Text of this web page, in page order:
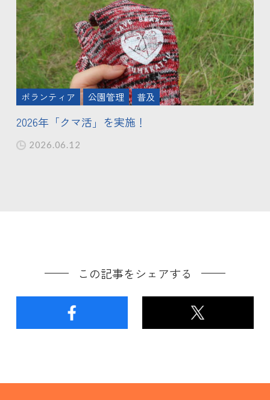
ボランティア 公園管理 普及
2026年「クマ活」を実施！
2026.06.12
この記事をシェアする